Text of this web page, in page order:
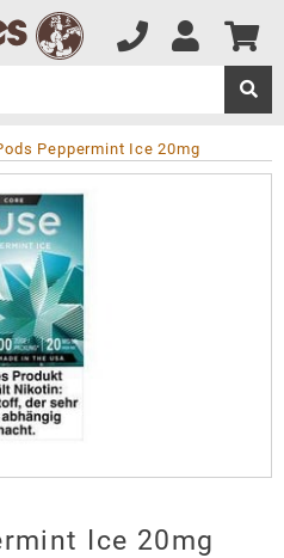
Peppermint Ice 20mg
Ice 20mg